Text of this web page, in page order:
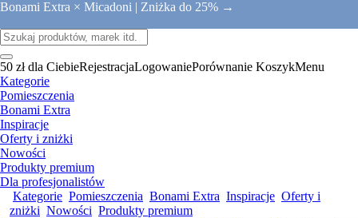
Bonami Extra × Micadoni | Zniżka do 25% →
50 zł dla CiebieRejestracjaLogowaniePorównanie KoszykMenu
Kategorie
Pomieszczenia
Bonami Extra
Inspiracje
Oferty i zniżki
Nowości
Produkty premium
Dla profesjonalistów
Kategorie Pomieszczenia Bonami Extra Inspiracje Oferty i
zniżki Nowości Produkty premium